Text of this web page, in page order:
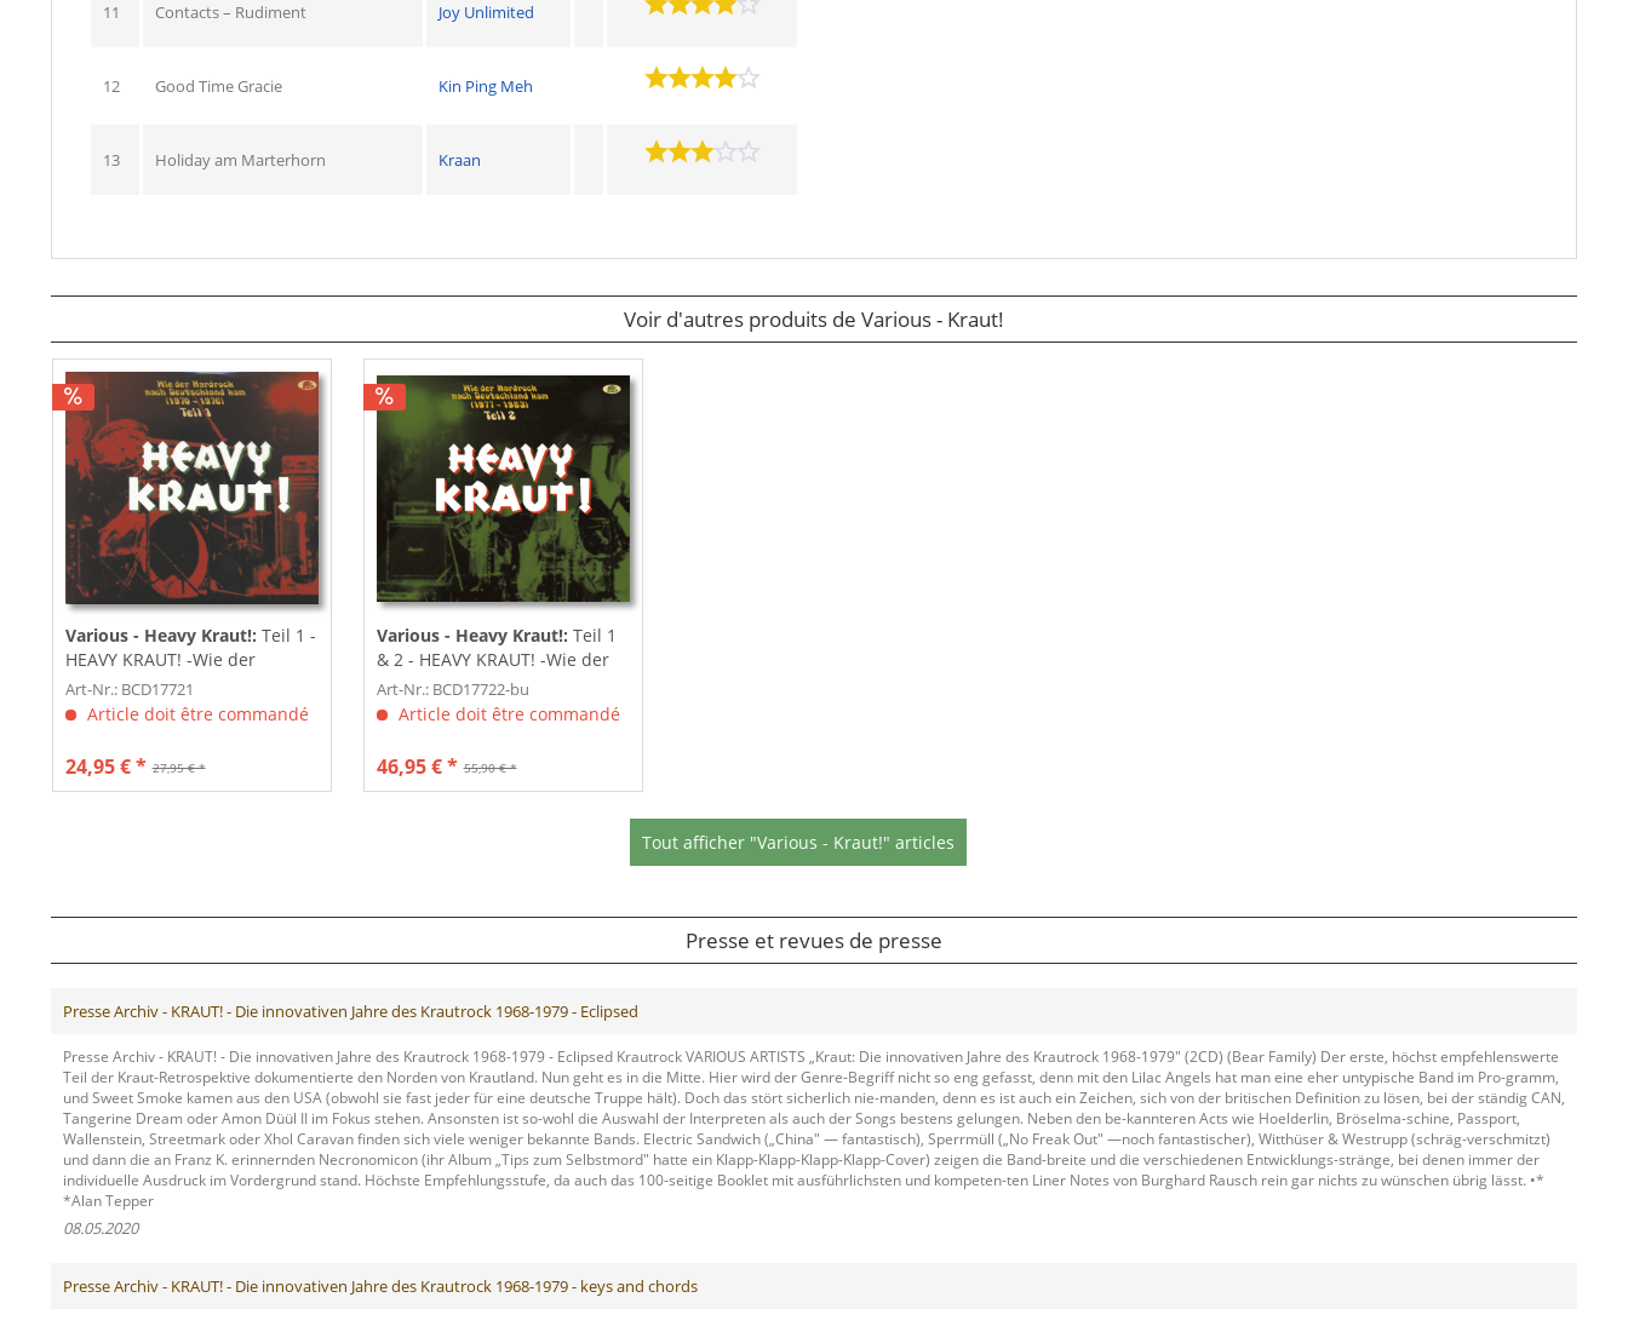
11 Contacts – Rudiment Joy Unlimited
12 Good Time Gracie Kin Ping Meh
13 Holiday am Marterhorn Kraan
Voir d'autres produits de Various - Kraut!
Various - Heavy Kraut!: Teil 1 -
HEAVY KRAUT! -Wie der
Hardrock nach...
Art-Nr.: BCD17721
Article doit être commandé
27,95 € *
24,95 € *
Various - Heavy Kraut!: Teil 1
& 2 - HEAVY KRAUT! -Wie der
Hardrock...
Art-Nr.: BCD17722-bu
Article doit être commandé
55,90 € *
46,95 € *
Tout afficher "Various - Kraut!" articles
Presse et revues de presse
Presse Archiv - KRAUT! - Die innovativen Jahre des Krautrock 1968-1979 - Eclipsed
Presse Archiv - KRAUT! - Die innovativen Jahre des Krautrock 1968-1979 - Eclipsed Krautrock VARIOUS ARTISTS „Kraut: Die innovativen Jahre des Krautrock 1968-1979" (2CD) (Bear Family) Der erste, höchst empfehlenswerte
Teil der Kraut-Retrospektive dokumentierte den Norden von Krautland. Nun geht es in die Mitte. Hier wird der Genre-Begriff nicht so eng gefasst, denn mit den Lilac Angels hat man eine eher untypische Band im Pro-gramm,
und Sweet Smoke kamen aus den USA (obwohl sie fast jeder für eine deutsche Truppe hält). Doch das stört sicherlich nie-manden, denn es ist auch ein Zeichen, sich von der britischen Definition zu lösen, bei der ständig CAN,
Tangerine Dream oder Amon Düül II im Fokus stehen. Ansonsten ist so-wohl die Auswahl der Interpreten als auch der Songs bestens gelungen. Neben den be-kannteren Acts wie Hoelderlin, Bröselma-schine, Passport,
Wallenstein, Streetmark oder Xhol Caravan finden sich viele weniger bekannte Bands. Electric Sandwich („China" — fantastisch), Sperrmüll („No Freak Out" —noch fantastischer), Witthüser & Westrupp (schräg-verschmitzt)
und dann die an Franz K. erinnernden Necronomicon (ihr Album „Tips zum Selbstmord" hatte ein Klapp-Klapp-Klapp-Klapp-Cover) zeigen die Band-breite und die verschiedenen Entwicklungs-stränge, bei denen immer der
individuelle Ausdruck im Vordergrund stand. Höchste Empfehlungsstufe, da auch das 100-seitige Booklet mit ausführlichsten und kompeten-ten Liner Notes von Burghard Rausch rein gar nichts zu wünschen übrig lässt. •*
*Alan Tepper
08.05.2020
Presse Archiv - KRAUT! - Die innovativen Jahre des Krautrock 1968-1979 - keys and chords